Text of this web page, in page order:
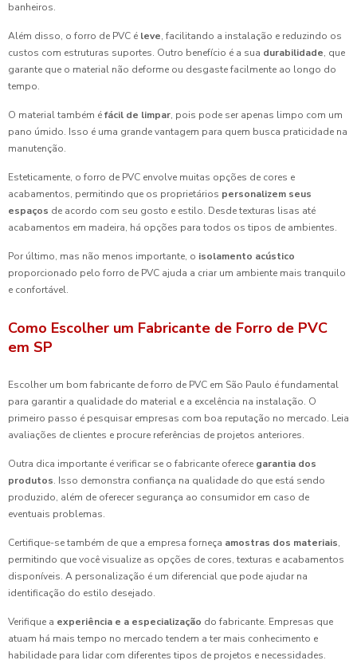
banheiros.
Além disso, o forro de PVC é leve, facilitando a instalação e reduzindo os
custos com estruturas suportes. Outro benefício é a sua durabilidade, que
garante que o material não deforme ou desgaste facilmente ao longo do
tempo.
O material também éfácil de limpar, pois pode ser apenas limpo com um
pano úmido. Isso é uma grande vantagem para quem busca praticidade na
manutenção.
Esteticamente, o forro de PVC envolve muitas opções de cores e
acabamentos, permitindo que os proprietários personalizem seus
espaços de acordo com seu gosto e estilo. Desde texturas lisas até
acabamentos em madeira, há opções para todos os tipos de ambientes.
Por último, mas não menos importante, o isolamento acústico
proporcionado pelo forro de PVC ajuda a criar um ambiente mais tranquilo
e confortável.
Como Escolher um Fabricante de Forro de PVC
em SP
Escolher um bom fabricante de forro de PVC em São Paulo é fundamental
para garantir a qualidade do material e a excelência na instalação. O
primeiro passo é pesquisar empresas com boa reputação no mercado. Leia
avaliações de clientes e procure referências de projetos anteriores.
Outra dica importante é verificar se o fabricante oferece garantia dos
produtos. Isso demonstra confiança na qualidade do que está sendo
produzido, além de oferecer segurança ao consumidor em caso de
eventuais problemas.
Certifique-se também de que a empresa forneça amostras dos materiais,
permitindo que você visualize as opções de cores, texturas e acabamentos
disponíveis. A personalização é um diferencial que pode ajudar na
identificação do estilo desejado.
Verifique a experiência e a especialização do fabricante. Empresas que
atuam há mais tempo no mercado tendem a ter mais conhecimento e
habilidade para lidar com diferentes tipos de projetos e necessidades.